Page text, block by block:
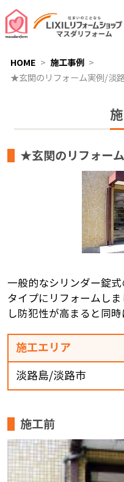
HOME
施工事例
★玄関のリフォーム実例/淡
★玄関のリフォー
一般的なシリンダー錠
タイプにリフォームし
し防犯性が高まると同
施工エリア
淡路島/淡路市
施工前